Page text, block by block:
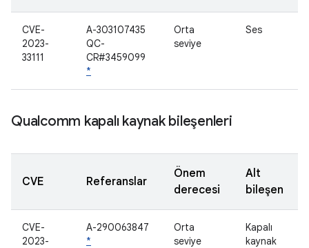
CVE-
2023-
33111
A-303107435
QC-
CR#3459099
*
Orta
seviye
Ses
Qualcomm kapalı kaynak bileşenleri
CVE Referanslar
Önem
derecesi
Alt
bileşen
CVE-
2023-
A-290063847
*
Orta
seviye
Kapalı
kaynak